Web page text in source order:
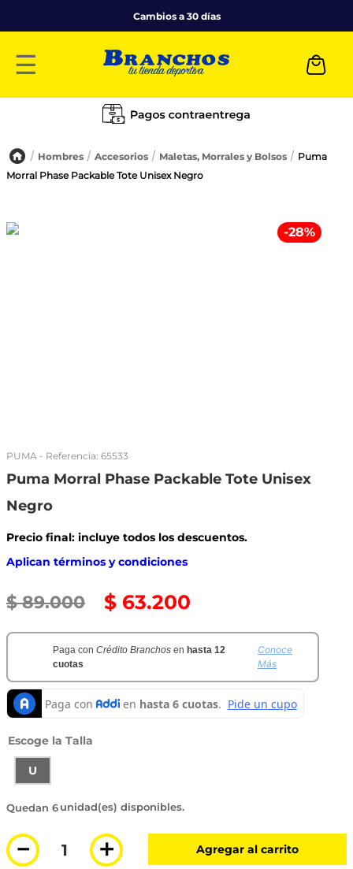
Cambios a 30 días
☰
Hombres Accesorios Maletas, Morrales y Bolsos
Puma
Morral Phase Packable Tote Unisex Negro
-28%
PUMA - Referencia: 65533
Puma Morral Phase Packable Tote Unisex
Negro
Precio final: incluye todos los descuentos.
Aplican términos y condiciones
$ 89.000 $ 63.200
Paga con Crédito Branchos en hasta 12
cuotas
Conoce
Más
Talla
U
6 disponibles
＋
－ Agregar al carrito